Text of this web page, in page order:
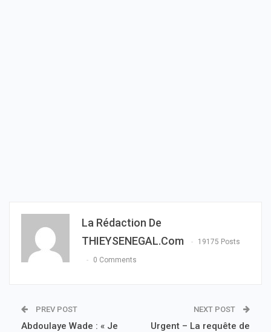
La Rédaction De
THIEYSENEGAL.com
19175 Posts
0 Comments
PREV POST
Abdoulaye Wade : « Je
NEXT POST
Urgent – La requête de